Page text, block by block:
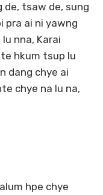
de, tsaw de, sung
pra ai ni yawng
nna, Karai
hkum tsup lu
dang chye ai
chye na lu na,
hpe chye